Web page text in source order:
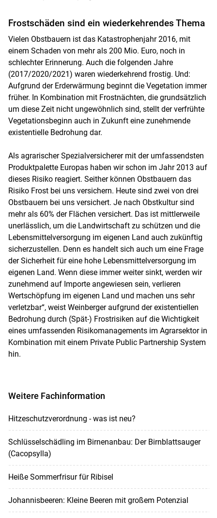
Frostschäden sind ein wiederkehrendes Thema
Vielen Obstbauern ist das Katastrophenjahr 2016, mit
einem Schaden von mehr als 200 Mio. Euro, noch in
schlechter Erinnerung. Auch die folgenden Jahre
(2017/2020/2021) waren wiederkehrend frostig. Und:
Aufgrund der Erderwärmung beginnt die Vegetation immer
früher. In Kombination mit Frostnächten, die grundsätzlich
um diese Zeit nicht ungewöhnlich sind, stellt der verfrühte
Vegetationsbeginn auch in Zukunft eine zunehmende
existentielle Bedrohung dar.
Als agrarischer Spezialversicherer mit der umfassendsten
Produktpalette Europas haben wir schon im Jahr 2013 auf
dieses Risiko reagiert. Seither können Obstbauern das
Risiko Frost bei uns versichern. Heute sind zwei von drei
Obstbauern bei uns versichert. Je nach Obstkultur sind
mehr als 60% der Flächen versichert. Das ist mittlerweile
unerlässlich, um die Landwirtschaft zu schützen und die
Lebensmittelversorgung im eigenen Land auch zukünftig
sicherzustellen. Denn es handelt sich auch um eine Frage
der Sicherheit für eine hohe Lebensmittelversorgung im
eigenen Land. Wenn diese immer weiter sinkt, werden wir
zunehmend auf Importe angewiesen sein, verlieren
Wertschöpfung im eigenen Land und machen uns sehr
verletzbar“, weist Weinberger aufgrund der existentiellen
Bedrohung durch (Spät-) Frostrisiken auf die Wichtigkeit
eines umfassenden Risikomanagements im Agrarsektor in
Kombination mit einem Private Public Partnership System
hin.
Weitere Fachinformation
Hitzeschutzverordnung - was ist neu?
Schlüsselschädling im Birnenanbau: Der Birnblattsauger
(Cacopsylla)
Heiße Sommerfrisur für Ribisel
Johannisbeeren: Kleine Beeren mit großem Potenzial